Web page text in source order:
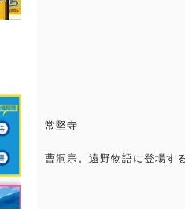
常堅寺
曹洞宗。遠野物語に登場す